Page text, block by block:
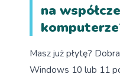
na
Masz już płytę?
Windows 10 lub 11